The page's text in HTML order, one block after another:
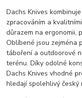
Dachs Knives
zpracováním a
důrazem na ergonomii,
Oblíbené jsou zejména
táboření a outdoorové
terénu. Díky odolné
Dachs Knives vhodné
hledají spolehlivý český